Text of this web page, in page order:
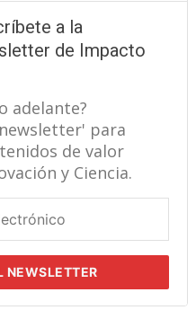
a la
de Impacto
adelante?
para
de valor
y Ciencia.
NEWSLETTER